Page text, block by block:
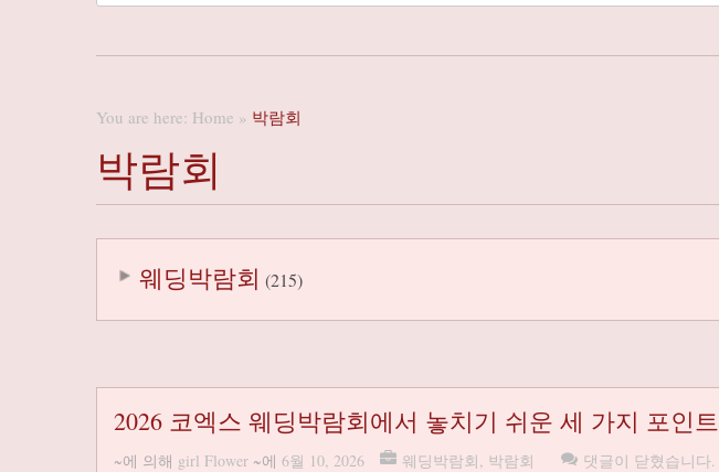
You are here: Home » 박람회
박람회
웨딩박람회 (215)
2026 코엑스 웨딩박람회에서 놓치기 쉬운 세 가지 포인트
~에 의해 girl Flower ~에 6월 10, 2026 웨딩박람회, 박람회 댓글이 닫혔습니다.